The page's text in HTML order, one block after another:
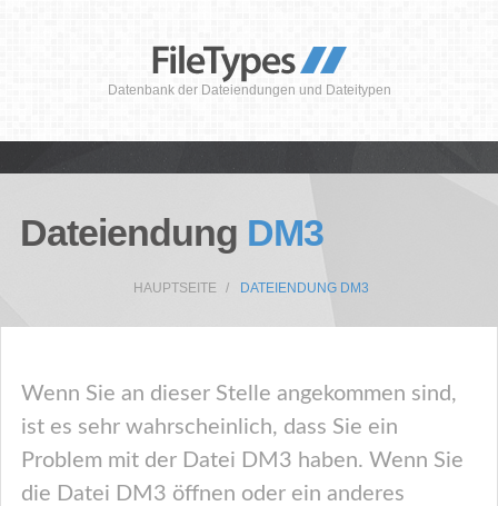
Datenbank der Dateiendungen und Dateitypen
Dateiendung DM3
HAUPTSEITE DATEIENDUNG DM3
Wenn Sie an dieser Stelle angekommen sind,
ist es sehr wahrscheinlich, dass Sie ein
Problem mit der Datei DM3 haben. Wenn Sie
die Datei DM3 öffnen oder ein anderes